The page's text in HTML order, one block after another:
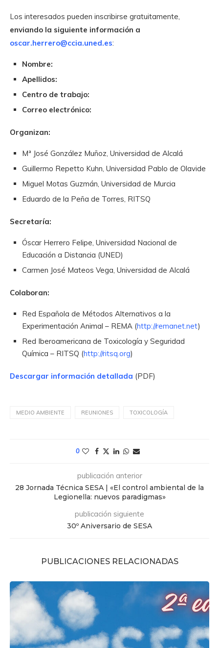
Los interesados pueden inscribirse gratuitamente,
enviando la siguiente información a
oscar.herrero@ccia.uned.es:
Nombre:
Apellidos:
Centro de trabajo:
Correo electrónico:
Organizan:
Mª José González Muñoz, Universidad de Alcalá
Guillermo Repetto Kuhn, Universidad Pablo de Olavide
Miguel Motas Guzmán, Universidad de Murcia
Eduardo de la Peña de Torres, RITSQ
Secretaría:
Óscar Herrero Felipe, Universidad Nacional de
Educación a Distancia (UNED)
Carmen José Mateos Vega, Universidad de Alcalá
Colaboran:
Red Española de Métodos Alternativos a la
Experimentación Animal – REMA (http://remanet.net)
Red Iberoamericana de Toxicología y Seguridad
Química – RITSQ (http://ritsq.org)
Descargar información detallada (PDF)
MEDIO AMBIENTE REUNIONES TOXICOLOGÍA
0
publicación anterior
28 Jornada Técnica SESA | «El control ambiental de la
Legionella: nuevos paradigmas»
publicación siguiente
30º Aniversario de SESA
PUBLICACIONES RELACIONADAS